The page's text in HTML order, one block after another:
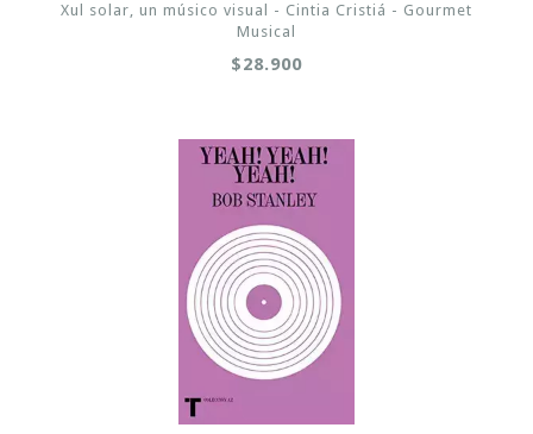
Xul solar, un músico visual - Cintia Cristiá - Gourmet
Musical
$28.900